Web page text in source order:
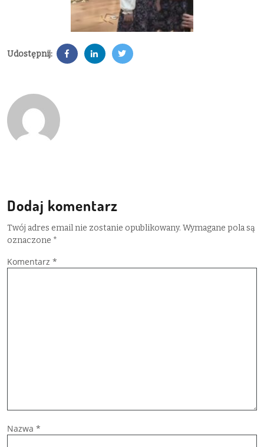
Udostępnij:
Dodaj komentarz
Twój adres email nie zostanie opublikowany. Wymagane pola są
oznaczone *
Komentarz *
Nazwa *